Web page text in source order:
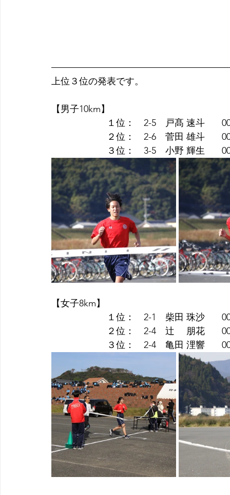
上位３位の発表です。
【男子10km】
１位：　2-5　戸髙 速斗 　
２位：　2-6　菅田 雄斗   　
３位：　3-5　小野 輝生   　
【女子8km】
１位：　2-1　柴田 珠沙 　
２位：　2-4　辻　 朋花   　
３位：　2-4　亀田 浬響   　